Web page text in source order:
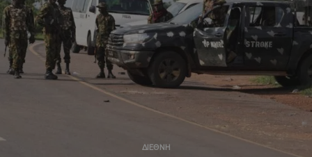
ΔΙΕΘΝΗ